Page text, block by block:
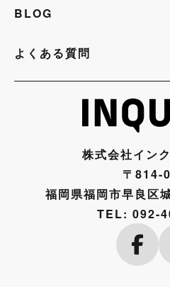
BLOG
よくある質問
株式会社イン
〒814-
福岡県福岡市早良区
TEL:092-